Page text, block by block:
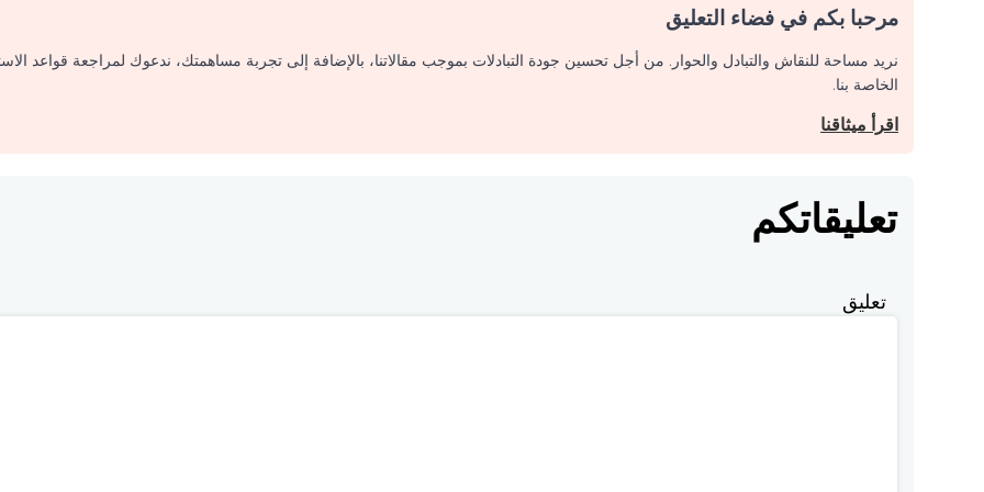
مرحبا بكم في فضاء التعليق
نريد مساحة للنقاش والتبادل والحوار. من أجل تحسين جودة التبادلات بموجب مقالاتنا، بالإضافة إلى تجربة مساهمتك، ندعوك لمراجعة قواعد
الخاصة بنا.
اقرأ ميثاقنا
تعليقاتكم
تعليق